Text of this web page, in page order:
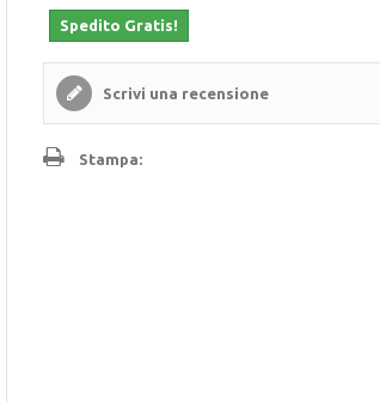
Spedito Gratis!
Scrivi una recensione
Stampa: